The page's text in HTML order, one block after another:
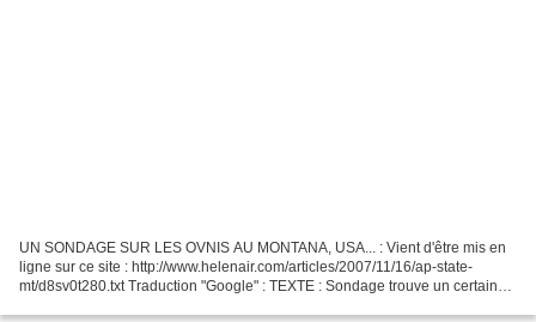
UN SONDAGE SUR LES OVNIS AU MONTANA, USA... : Vient d'être mis en
ligne sur ce site : http://www.helenair.com/articles/2007/11/16/ap-state-
mt/d8sv0t280.txt Traduction "Google" : TEXTE : Sondage trouve un certain